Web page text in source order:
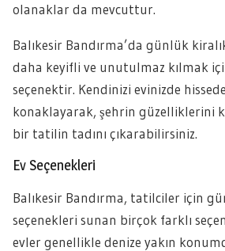
olanaklar da mevcuttur.
Balıkesir Bandırma’da günlük
daha keyifli ve unutulmaz kılmak
seçenektir. Kendinizi evinizde
konaklayarak, şehrin güzelliklerini
bir tatilin tadını çıkarabilirsiniz.
Ev Seçenekleri
Balıkesir Bandırma, tatilciler için
seçenekleri sunan birçok farklı
evler genellikle denize yakın